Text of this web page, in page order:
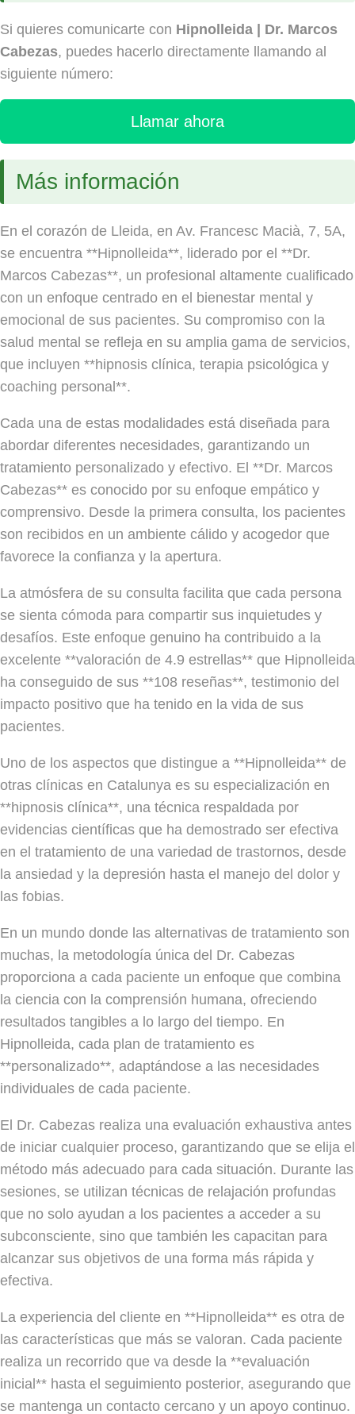
Si quieres comunicarte con Hipnolleida | Dr. Marcos
Cabezas, puedes hacerlo directamente llamando al
siguiente número:
Llamar ahora
Más información
En el corazón de Lleida, en Av. Francesc Macià, 7, 5A,
se encuentra **Hipnolleida**, liderado por el **Dr.
Marcos Cabezas**, un profesional altamente cualificado
con un enfoque centrado en el bienestar mental y
emocional de sus pacientes. Su compromiso con la
salud mental se refleja en su amplia gama de servicios,
que incluyen **hipnosis clínica, terapia psicológica y
coaching personal**.
Cada una de estas modalidades está diseñada para
abordar diferentes necesidades, garantizando un
tratamiento personalizado y efectivo. El **Dr. Marcos
Cabezas** es conocido por su enfoque empático y
comprensivo. Desde la primera consulta, los pacientes
son recibidos en un ambiente cálido y acogedor que
favorece la confianza y la apertura.
La atmósfera de su consulta facilita que cada persona
se sienta cómoda para compartir sus inquietudes y
desafíos. Este enfoque genuino ha contribuido a la
excelente **valoración de 4.9 estrellas** que Hipnolleida
ha conseguido de sus **108 reseñas**, testimonio del
impacto positivo que ha tenido en la vida de sus
pacientes.
Uno de los aspectos que distingue a **Hipnolleida** de
otras clínicas en Catalunya es su especialización en
**hipnosis clínica**, una técnica respaldada por
evidencias científicas que ha demostrado ser efectiva
en el tratamiento de una variedad de trastornos, desde
la ansiedad y la depresión hasta el manejo del dolor y
las fobias.
En un mundo donde las alternativas de tratamiento son
muchas, la metodología única del Dr. Cabezas
proporciona a cada paciente un enfoque que combina
la ciencia con la comprensión humana, ofreciendo
resultados tangibles a lo largo del tiempo. En
Hipnolleida, cada plan de tratamiento es
**personalizado**, adaptándose a las necesidades
individuales de cada paciente.
El Dr. Cabezas realiza una evaluación exhaustiva antes
de iniciar cualquier proceso, garantizando que se elija el
método más adecuado para cada situación. Durante las
sesiones, se utilizan técnicas de relajación profundas
que no solo ayudan a los pacientes a acceder a su
subconsciente, sino que también les capacitan para
alcanzar sus objetivos de una forma más rápida y
efectiva.
La experiencia del cliente en **Hipnolleida** es otra de
las características que más se valoran. Cada paciente
realiza un recorrido que va desde la **evaluación
inicial** hasta el seguimiento posterior, asegurando que
se mantenga un contacto cercano y un apoyo continuo.